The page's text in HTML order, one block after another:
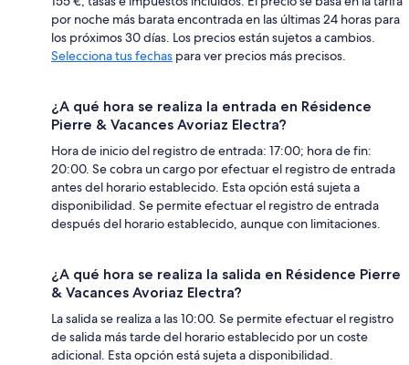
por noche más barata encontrada en las últimas 24 horas para
los próximos 30 días. Los precios están sujetos a cambios.
Selecciona tus fechas para ver precios más precisos.
¿A qué hora se realiza la entrada en Résidence
Pierre & Vacances Avoriaz Electra?
Hora de inicio del registro de entrada: 17:00; hora de fin:
20:00. Se cobra un cargo por efectuar el registro de entrada
antes del horario establecido. Esta opción está sujeta a
disponibilidad. Se permite efectuar el registro de entrada
después del horario establecido, aunque con limitaciones.
¿A qué hora se realiza la salida en Résidence Pierre
& Vacances Avoriaz Electra?
La salida se realiza a las 10:00. Se permite efectuar el registro
de salida más tarde del horario establecido por un coste
adicional. Esta opción está sujeta a disponibilidad.